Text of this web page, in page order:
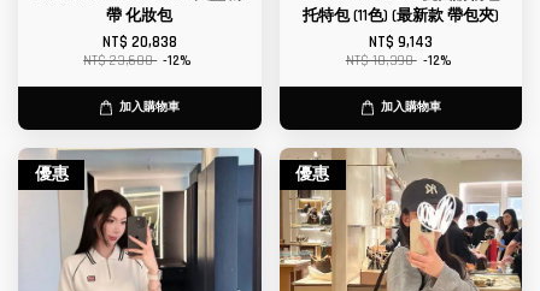
帶 化妝包
NT$ 20,838
NT$ 23,680 -12%
加入購物車
托特包 (11色) (最新款 帶包夾)
NT$ 9,143
NT$ 10,390 -12%
加入購物車
優惠 優惠